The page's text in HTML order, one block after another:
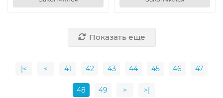
Показать еще
|< < 41 42 43 44 45 46 47
48 49 > >|